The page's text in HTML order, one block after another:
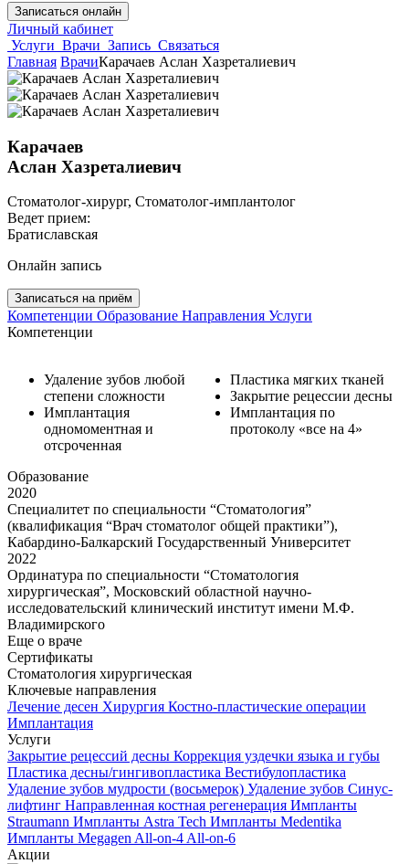
Записаться онлайн
Личный кабинет
Услуги Врачи Запись Связаться
Главная ВрачиКарачаев Аслан Хазреталиевич
Карачаев
Аслан Хазреталиевич
Cтоматолог-хирург, Cтоматолог-имплантолог
Ведет прием:
Братиславская
Онлайн запись
Записаться на приём
Компетенции Образование Направления Услуги
Компетенции
Удаление зубов любой
степени сложности
Имплантация
одномоментная и
отсроченная
Пластика мягких тканей
Закрытие рецессии десны
Имплантация по
протоколу «все на 4»
Образование
2020
Специалитет по специальности “Стоматология”
(квалификация “Врач стоматолог общей практики”),
Кабардино-Балкарский Государственный Университет
2022
Ординатура по специальности “Стоматология
хирургическая”, Московский областной научно-
исследовательский клинический институт имени М.Ф.
Владимирского
Еще о враче
Сертификаты
Стоматология хирургическая
Ключевые направления
Лечение десен Хирургия Костно-пластические операции
Имплантация
Услуги
Закрытие рецессий десны Коррекция уздечки языка и губы
Пластика десны/гингивопластика Вестибулопластика
Удаление зубов мудрости (восьмерок) Удаление зубов Синус-
лифтинг Направленная костная регенерация Импланты
Straumann Импланты Astra Tech Импланты Medentika
Импланты MegagenAll-on-4All-on-6
Акции